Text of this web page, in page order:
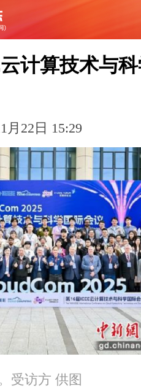
计算技术与
月22日 15:29
受访方 供图